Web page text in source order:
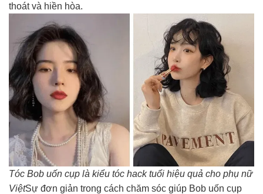
thoát và hiền hòa.
Tóc Bob uốn cụp là kiểu tóc hack tuổi hiệu quả cho phụ nữ
ViệtSự đơn giản trong cách chăm sóc giúp Bob uốn cụp